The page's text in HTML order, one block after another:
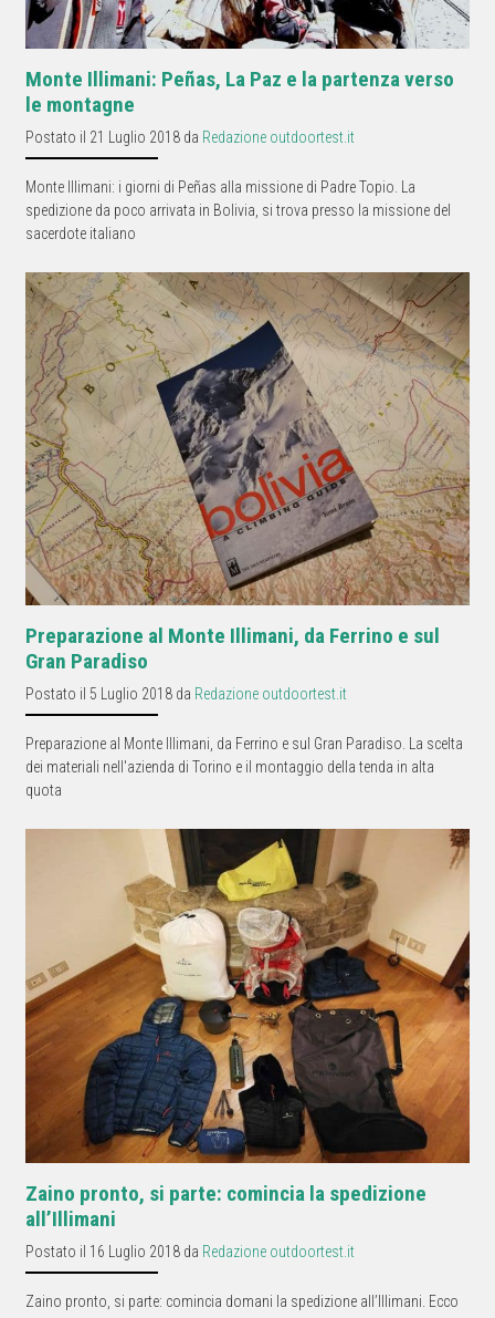
Monte Illimani: Peñas, La Paz e la partenza verso
le montagne
Postato il 21 Luglio 2018 da Redazione outdoortest.it
Monte Illimani: i giorni di Peñas alla missione di Padre Topio. La
spedizione da poco arrivata in Bolivia, si trova presso la missione del
sacerdote italiano
Preparazione al Monte Illimani, da Ferrino e sul
Gran Paradiso
Postato il 5 Luglio 2018 da Redazione outdoortest.it
Preparazione al Monte Illimani, da Ferrino e sul Gran Paradiso. La scelta
dei materiali nell'azienda di Torino e il montaggio della tenda in alta
quota
Zaino pronto, si parte: comincia la spedizione
all’Illimani
Postato il 16 Luglio 2018 da Redazione outdoortest.it
Zaino pronto, si parte: comincia domani la spedizione all’Illimani. Ecco